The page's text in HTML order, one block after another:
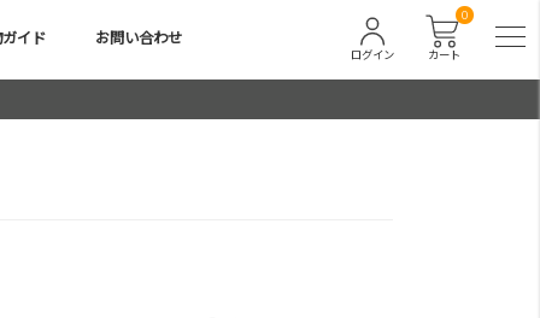
イド お問い合わせ
カート
0
ログイン